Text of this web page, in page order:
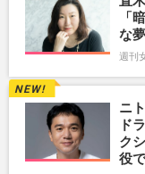
「
な
週刊
ニ
ド
ク
役